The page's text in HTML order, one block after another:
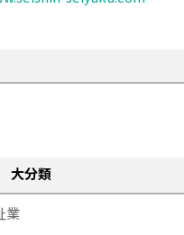
大分類
業